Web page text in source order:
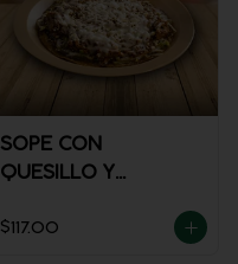
SOPE CON
QUESILLO Y
$117.00